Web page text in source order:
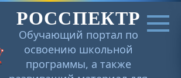
РОССПЕКТР
Обучающий портал по
освоению школьной
программы, а также